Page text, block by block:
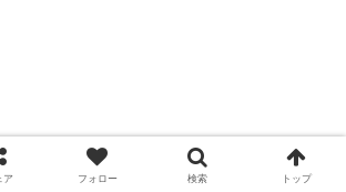
ア フォロー 検索 トップ